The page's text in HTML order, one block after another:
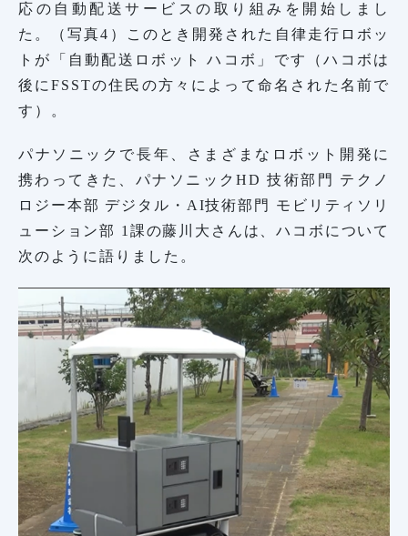
応の自動配送サービスの取り組みを開始しまし
た。（写真4）このとき開発された自律走行ロボッ
トが「自動配送ロボット ハコボ」です（ハコボは
後にFSSTの住民の方々によって命名された名前で
す）。
パナソニックで長年、さまざまなロボット開発に
携わってきた、パナソニックHD 技術部門 テクノ
ロジー本部 デジタル・AI技術部門 モビリティソリ
ューション部 1課の藤川大さんは、ハコボについて
次のように語りました。